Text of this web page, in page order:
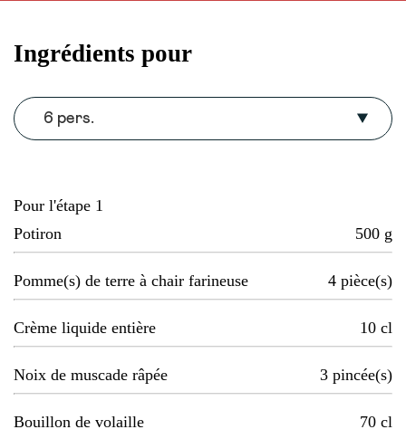
Ingrédients pour
6 pers.
Pour l'étape 1
Potiron
500 g
Pomme(s) de terre à chair farineuse 4 pièce(s)
Crème liquide entière 10 cl
Noix de muscade râpée 3 pincée(s)
Bouillon de volaille 70 cl